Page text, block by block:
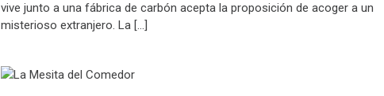
vive junto a una fábrica de carbón acepta la proposición de acoger a un
misterioso extranjero. La […]